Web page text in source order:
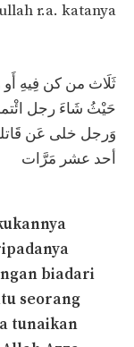
r.a. katanya
ثَلَاث من كن فِيهِ أَو
حَيْثُ شَاءَ رجل
وَرجل خلى عَن
أحد عشر مَرَّات
biadari
seorang
tunaikan